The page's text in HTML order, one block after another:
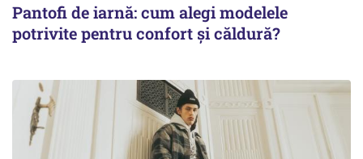
Pantofi de iarnă: cum alegi modelele
potrivite pentru confort și căldură?